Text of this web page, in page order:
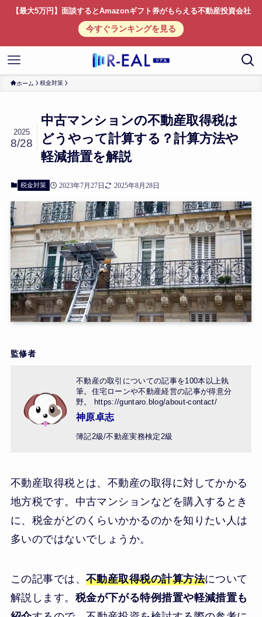
【最大5万円】面談するとAmazonギフト券がもらえる不動産投資会社
今すぐランキングを見る
ホーム 税金対策
中古マンションの不動産取得税は
どうやって計算する？計算方法や
軽減措置を解説
2025
8/28
税金対策 2023年7月27日 2025年8月28日
監修者
不動産の取引についての記事を100本以上執
筆。住宅ローンや不動産経営の記事が得意分
野。 https://guntaro.blog/about-contact/
神原卓志
簿記2級/不動産実務検定2級
不動産取得税とは、不動産の取得に対してかかる
地方税です。中古マンションなどを購入するとき
に、税金がどのくらいかかるのかを知りたい人は
多いのではないでしょうか。
この記事では、不動産取得税の計算方法について
解説します。 税金が下がる特例措置や軽減措置も